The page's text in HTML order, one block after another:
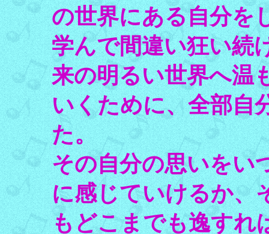
の世界にある自分を
学んで間違い狂い続
来の明るい世界へ温
いくために、全部自
た。
その自分の思いをい
に感じていけるか、
もどこまでも逸すれ